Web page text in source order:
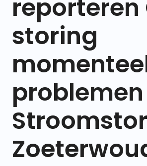
reporteren
storing